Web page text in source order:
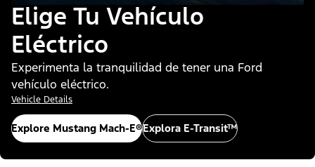
Elige Tu Vehículo
Eléctrico
Experimenta la tranquilidad de tener una Ford
vehículo eléctrico.
Vehicle Details
Explore Mustang Mach-E®Explora E-Transit™